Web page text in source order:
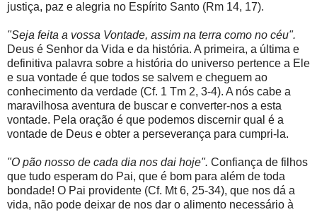
justiça, paz e alegria no Espírito Santo (Rm 14, 17).
"Seja feita a vossa Vontade, assim na terra como no céu".
Deus é Senhor da Vida e da história. A primeira, a última e
definitiva palavra sobre a história do universo pertence a Ele
e sua vontade é que todos se salvem e cheguem ao
conhecimento da verdade (Cf. 1 Tm 2, 3-4). A nós cabe a
maravilhosa aventura de buscar e converter-nos a esta
vontade. Pela oração é que podemos discernir qual é a
vontade de Deus e obter a perseverança para cumpri-la.
"O pão nosso de cada dia nos dai hoje". Confiança de filhos
que tudo esperam do Pai, que é bom para além de toda
bondade! O Pai providente (Cf. Mt 6, 25-34), que nos dá a
vida, não pode deixar de nos dar o alimento necessário à